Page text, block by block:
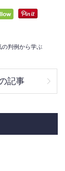
の判例から学ぶ
記事